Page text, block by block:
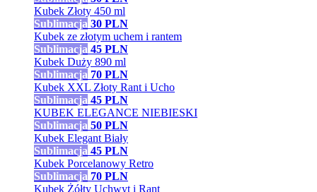
Kubek Złoty 450 ml
Sublimacja 30 PLN
Kubek ze złotym uchem i rantem
Sublimacja 45 PLN
Kubek Duży 890 ml
Sublimacja 70 PLN
Kubek XXL Złoty Rant i Ucho
Sublimacja 45 PLN
KUBEK ELEGANCE NIEBIESKI
Sublimacja 50 PLN
Kubek Elegant Biały
Sublimacja 45 PLN
Kubek Porcelanowy Retro
Sublimacja 70 PLN
Kubek Żółty Uchwyt i Rant